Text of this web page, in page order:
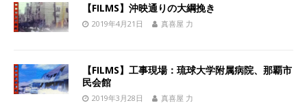
【FILMS】沖映通りの大綱挽き
2019年4月21日 真喜屋 力
【FILMS】工事現場：琉球大学附属病院、那覇市
民会館
2019年3月28日 真喜屋 力